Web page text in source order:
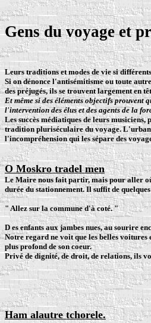
Gens du voyage et
Leurs traditions et modes de vie si
Si on dénonce l'antisémitisme ou toute
des préjugés, ils se trouvent largement en
Et même si des éléments objectifs prouvent
l'intervention des élus et des agents de la
Les succès médiatiques de leurs
tradition pluriséculaire du voyage.
l'incompréhension qui les sépare des
O Moskro tradel men
Le Maire nous fait partir, mais pour aller
durée du stationnement. Il suffit de
" Allez sur la commune d'à coté. "
Des enfants aux jambes nues, au sourire
Notre regard ne voit que les belles voitures
plus profond de son coeur.
Privé de dignité, de droit, de relations, ils
Ham alautre tchorele.